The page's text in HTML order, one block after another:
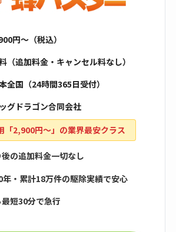
円〜（税込）
（追加料金・キャンセル料なし）
全国（24時間365日受付）
グドラゴン合同会社
「2,900円〜」の業界最安クラス
の追加料金一切なし
年・累計18万件の駆除実績で安心
短30分で急行